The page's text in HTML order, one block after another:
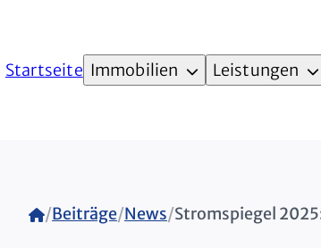
Startseite Immobilien Leistungen
Home
/Beiträge/News/